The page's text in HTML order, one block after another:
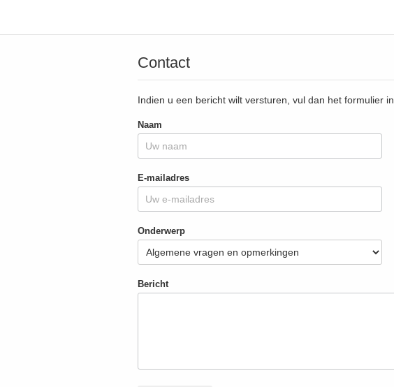
Contact
Indien u een bericht wilt versturen, vul dan het formulier in.
Naam
E-mailadres
Onderwerp
Bericht